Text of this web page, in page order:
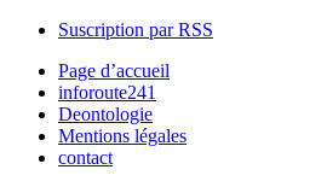
Suscription par RSS
Page d’accueil
inforoute241
Deontologie
Mentions légales
contact